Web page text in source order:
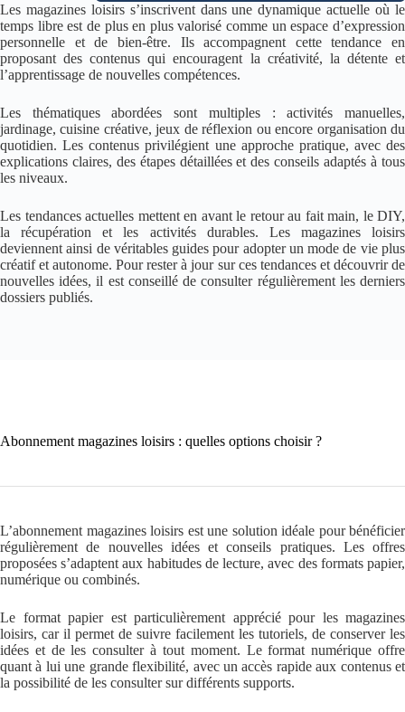
Les magazines loisirs s’inscrivent dans une dynamique actuelle où le
temps libre est de plus en plus valorisé comme un espace d’expression
personnelle et de bien-être. Ils accompagnent cette tendance en
proposant des contenus qui encouragent la créativité, la détente et
l’apprentissage de nouvelles compétences.
Les thématiques abordées sont multiples : activités manuelles,
jardinage, cuisine créative, jeux de réflexion ou encore organisation du
quotidien. Les contenus privilégient une approche pratique, avec des
explications claires, des étapes détaillées et des conseils adaptés à tous
les niveaux.
Les tendances actuelles mettent en avant le retour au fait main, le DIY,
la récupération et les activités durables. Les magazines loisirs
deviennent ainsi de véritables guides pour adopter un mode de vie plus
créatif et autonome. Pour rester à jour sur ces tendances et découvrir de
nouvelles idées, il est conseillé de consulter régulièrement les derniers
dossiers publiés.
Abonnement magazines loisirs : quelles options choisir ?
L’abonnement magazines loisirs est une solution idéale pour bénéficier
régulièrement de nouvelles idées et conseils pratiques. Les offres
proposées s’adaptent aux habitudes de lecture, avec des formats papier,
numérique ou combinés.
Le format papier est particulièrement apprécié pour les magazines
loisirs, car il permet de suivre facilement les tutoriels, de conserver les
idées et de les consulter à tout moment. Le format numérique offre
quant à lui une grande flexibilité, avec un accès rapide aux contenus et
la possibilité de les consulter sur différents supports.